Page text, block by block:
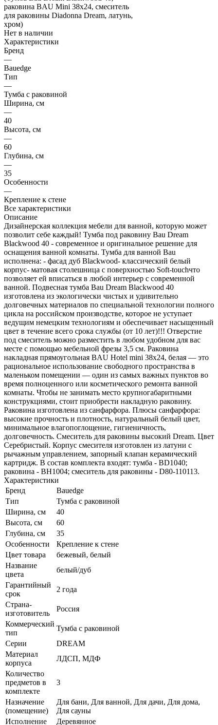
Нет в наличии
Характеристики
Бренд
—
Bauedge
Тип
—
Тумба с раковиной
Ширина, см
—
40
Высота, см
—
60
Глубина, см
—
35
Особенности
—
Крепление к стене
Все характеристики
Описание
Дизайнерская коллекция мебели для ванной, которую может
позволит себе каждый! Тумба под раковину Bau Dream
Blackwood 40 - современное и оригинальное решение для
оснащения ванной комнаты. Тумба для ванной Bau
исполнена: - фасад дуб Blackwood- классический белый
корпус- матовая столешница с поверхностью Soft-touchчто
позволяет ей вписаться в любой интерьер с современной
ванной. Подвесная тумба Bau Dream Blackwood 40
изготовлена из экологически чистых и удивительно
долговечных материалов по специальной технологии полного
цикла на российском производстве, которое не уступает
ведущим немецким технологиям и обеспечивает насыщенный
цвет в течение всего срока службы (от 10 лет)!!! Отверстие
под смеситель можно разместить в любом удобном для вас
месте с помощью мебельной фрезы 3,5 см. Раковина
накладная прямоугольная BAU Hotel mini 38х24, белая — это
рациональное использование свободного пространства в
маленьком помещении — один из самых важных пунктов во
время полноценного или косметического ремонта ванной
комнаты. Чтобы не занимать место крупногабаритными
конструкциями, стоит приобрести накладную раковину.
Раковина изготовлена из санфарфора. Плюсы санфарфора:
высокие прочность и плотность, натуральный белый цвет,
минимальное влагопоглощение, гигиеничность,
долговечность. Смеситель для раковины высокий Dream. Цвет
Серебристый. Корпус смесителя изготовлен из латуни с
рычажным управлением, запорный клапан керамический
картридж. В состав комплекта входят: тумба - BD1040;
раковина - BH1004; смеситель для раковины - D80-110113.
Характеристики
Бренд
Bauedge
Тип
Тумба с раковиной
Ширина, см
40
Высота, см
60
Глубина, см
35
Особенности
Крепление к стене
Цвет товара
бежевый, белый
Название
цвета
белый/дуб
Гарантийный
срок
2 года
Страна-
изготовитель
Россия
Коммерческий
тип
Тумба с раковиной
Серии
DREAM
Материал
корпуса
ЛДСП, МДФ
Количество
предметов в
комплекте
3
Назначение
(помещение)
Для бани, Для ванной, Для дачи, Для дома,
Для сауны
Исполнение
Деревянное